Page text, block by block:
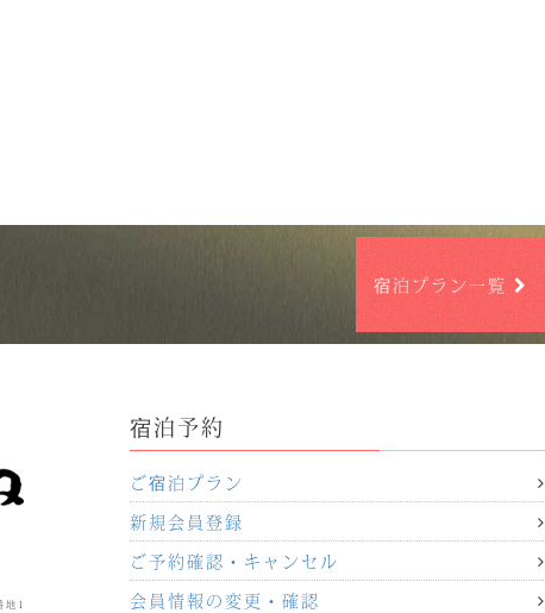
宿泊プラン一覧
1
宿泊予約
ご宿泊プラン
新規会員登録
ご予約確認・キャンセル
会員情報の変更・確認